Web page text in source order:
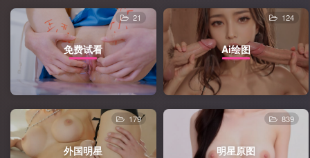
免费试看
21
Ai绘图
124
外国明星
179
明星原图
839